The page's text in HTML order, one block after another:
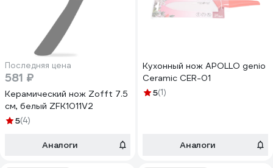
Последняя цена
581 ₽
Керамический нож Zofft 7.5
см, белый ZFK1011V2
5(4)
Аналоги
Кухонный нож APOLLO genio
Ceramic CER-01
5(1)
Аналоги